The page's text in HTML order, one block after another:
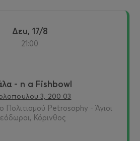
Δευ, 17/8
21:00
- n a Fishbowl
3, 200 03
Πολιτισμού Petrosophy - Άγιοι
Κόρινθος